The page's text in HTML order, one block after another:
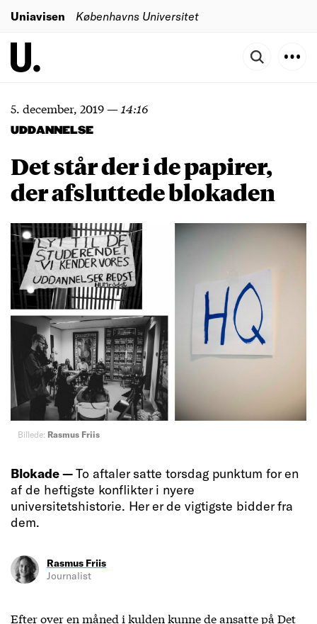
Uniavisen Københavns Universitet
5. december, 2019— 14:16
UDDANNELSE
Det står der i de papirer,
der afsluttede blokaden
Billede: Rasmus Friis
Blokade —To aftaler satte torsdag punktum for en
af de heftigste konflikter i nyere
universitetshistorie. Her er de vigtigste bidder fra
dem.
Rasmus Friis
Journalist
Efter over en måned i kulden kunne de ansatte på Det